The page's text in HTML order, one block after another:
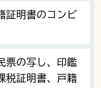
証明書のコンビ
票の写し、印鑑
税証明書、戸籍